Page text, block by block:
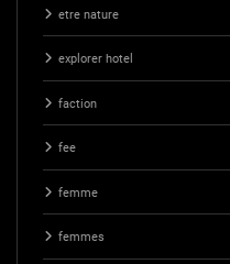
etre nature
explorer hotel
faction
fee
femme
femmes